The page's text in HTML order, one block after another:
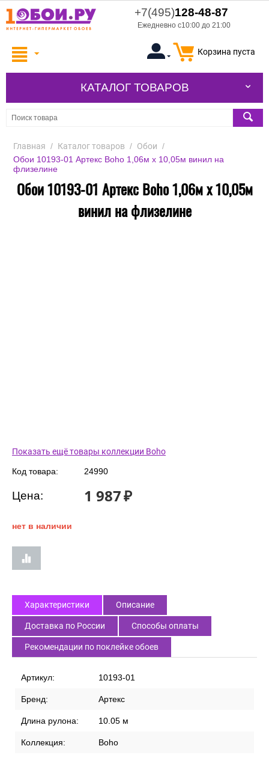
+7(495)128-48-87
Ежедневно с10:00 до 21:00
Корзина пуста
КАТАЛОГ ТОВАРОВ
Главная / Каталог товаров / Обои /
Обои 10193-01 Артекс Boho 1,06м х 10,05м винил на
флизелине
Обои 10193-01 Артекс Boho 1,06м х 10,05м
винил на флизелине
Показать ещё товары коллекции Boho
Код товара: 24990
Цена: 1 987₽
нет в наличии
Характеристики Описание
Доставка по России Способы оплаты
Рекомендации по поклейке обоев
Артикул: 10193-01
Бренд: Артекс
Длина рулона: 10.05 м
Коллекция: Boho